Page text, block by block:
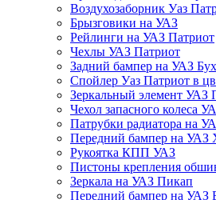
Воздухозаборник Уаз
Брызговики на УАЗ
Рейлинги на УАЗ Патриот
Чехлы УАЗ Патриот
Задний бампер на УАЗ
Спойлер Уаз Патриот в
Зеркальный элемент УАЗ
Чехол запасного колеса
Патрубки радиатора на
Передний бампер на УАЗ
Рукоятка КПП УАЗ
Пистоны крепления
Зеркала на УАЗ Пикап
Передний бампер на УАЗ